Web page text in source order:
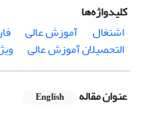
کلیدواژه‌ها
اشتغال
آموزش عالی
التحصیلان آموزش عالی
عنوان مقاله English